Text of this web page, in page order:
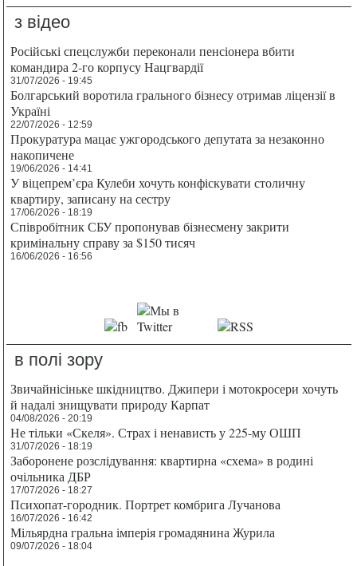
з відео
Російські спецслужби переконали пенсіонера вбити
командира 2-го корпусу Нацгвардії
31/07/2026 - 19:45
Болгарський воротила грального бізнесу отримав ліцензії в
Україні
22/07/2026 - 12:59
Прокуратура мацає ужгородського депутата за незаконно
накопичене
19/06/2026 - 14:41
У віцепрем’єра Кулеби хочуть конфіскувати столичну
квартиру, записану на сестру
17/06/2026 - 18:19
Співробітник СБУ пропонував бізнесмену закрити
кримінальну справу за $150 тисяч
16/06/2026 - 16:56
в полі зору
Звичайнісіньке шкідництво. Джипери і мотокросери хочуть
й надалі знищувати природу Карпат
04/08/2026 - 20:19
Не тільки «Скеля». Страх і ненависть у 225-му ОШП
31/07/2026 - 18:19
Заборонене розслідування: квартирна «схема» в родині
очільника ДБР
17/07/2026 - 18:27
Психопат-городник. Портрет комбрига Лучанова
16/07/2026 - 16:42
Мільярдна гральна імперія громадянина Журила
09/07/2026 - 18:04